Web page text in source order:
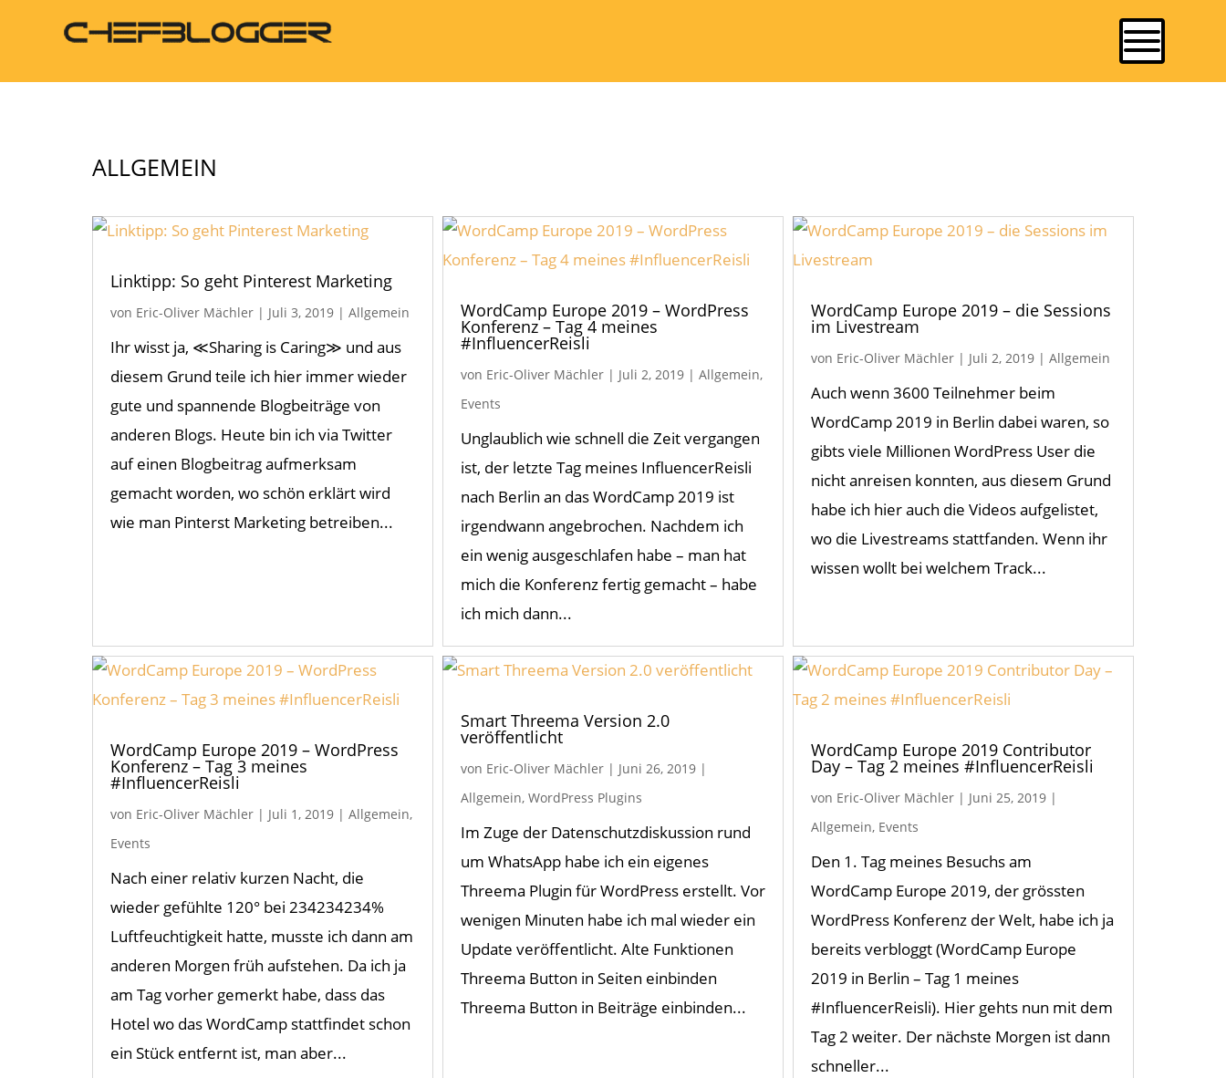
ALLGEMEIN
Linktipp: So geht Pinterest Marketing
von Eric-Oliver Mächler| Juli 3, 2019| Allgemein
Ihr wisst ja, ≪Sharing is Caring≫ und aus
diesem Grund teile ich hier immer wieder
gute und spannende Blogbeiträge von
anderen Blogs. Heute bin ich via Twitter
auf einen Blogbeitrag aufmerksam
gemacht worden, wo schön erklärt wird
wie man Pinterst Marketing betreiben...
WordCamp Europe 2019 – WordPress
Konferenz – Tag 4 meines
#InfluencerReisli
von Eric-Oliver Mächler| Juli 2, 2019| Allgemein,
Events
Unglaublich wie schnell die Zeit vergangen
ist, der letzte Tag meines InfluencerReisli
nach Berlin an das WordCamp 2019 ist
irgendwann angebrochen. Nachdem ich
ein wenig ausgeschlafen habe – man hat
mich die Konferenz fertig gemacht – habe
ich mich dann...
WordCamp Europe 2019 – die Sessions
im Livestream
von Eric-Oliver Mächler | Juli 2, 2019 |Allgemein
Auch wenn 3600 Teilnehmer beim
WordCamp 2019 in Berlin dabei waren, so
gibts viele Millionen WordPress User die
nicht anreisen konnten, aus diesem Grund
habe ich hier auch die Videos aufgelistet,
wo die Livestreams stattfanden. Wenn ihr
wissen wollt bei welchem Track...
WordCamp Europe 2019 – WordPress
Konferenz – Tag 3 meines
#InfluencerReisli
von Eric-Oliver Mächler| Juli 1, 2019| Allgemein,
Events
Nach einer relativ kurzen Nacht, die
wieder gefühlte 120° bei 234234234%
Luftfeuchtigkeit hatte, musste ich dann am
anderen Morgen früh aufstehen. Da ich ja
am Tag vorher gemerkt habe, dass das
Hotel wo das WordCamp stattfindet schon
ein Stück entfernt ist, man aber...
Smart Threema Version 2.0
veröffentlicht
von Eric-Oliver Mächler| Juni 26, 2019|
Allgemein, WordPress Plugins
Im Zuge der Datenschutzdiskussion rund
um WhatsApp habe ich ein eigenes
Threema Plugin für WordPress erstellt. Vor
wenigen Minuten habe ich mal wieder ein
Update veröffentlicht. Alte Funktionen
Threema Button in Seiten einbinden
Threema Button in Beiträge einbinden...
WordCamp Europe 2019 Contributor
Day – Tag 2 meines #InfluencerReisli
von Eric-Oliver Mächler | Juni 25, 2019 |
Allgemein, Events
Den 1. Tag meines Besuchs am
WordCamp Europe 2019, der grössten
WordPress Konferenz der Welt, habe ich ja
bereits verbloggt (WordCamp Europe
2019 in Berlin – Tag 1 meines
#InfluencerReisli). Hier gehts nun mit dem
Tag 2 weiter. Der nächste Morgen ist dann
schneller...